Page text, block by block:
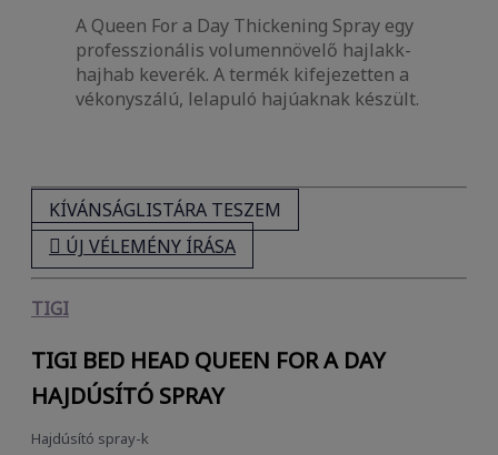
A Queen For a Day Thickening Spray egy
professzionális volumennövelő hajlakk-
hajhab keverék. A termék kifejezetten a
vékonyszálú, lelapuló hajúaknak készült.
KÍVÁNSÁGLISTÁRA TESZEM
 ÚJ VÉLEMÉNY ÍRÁSA
TIGI
TIGI BED HEAD QUEEN FOR A DAY
HAJDÚSÍTÓ SPRAY
Hajdúsító spray-k